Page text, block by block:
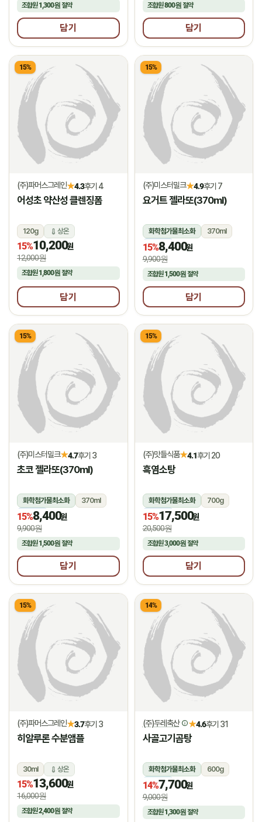
조합원1,300원 절약
담기
조합원800원절약
담기
15%
(주)파머스그레인★4.3후기 4
어성초 약산성 클렌징폼
120g 상온
15%10,200원
12,000원
조합원1,800원 절약
담기
15%
(주)미스터밀크★4.9후기 7
요거트 젤라또(370ml)
화학첨가물최소화
370ml
냉동
15%8,400원
9,900원
조합원1,500원절약
담기
15%
(주)미스터밀크★4.7후기 3
초코 젤라또(370ml)
화학첨가물최소화
370ml
냉동
15%8,400원
9,900원
조합원1,500원 절약
담기
15%
(주)맛들식품★4.1후기 20
흑염소탕
화학첨가물최소화
700g
냉동
15%17,500원
20,500원
조합원3,000원절약
담기
15%
(주)파머스그레인★3.7후기 3
히알루론 수분앰플
30ml 상온
15%13,600원
16,000원
조합원2,400원 절약
14%
(주)두레축산 ★4.6후기 31
사골고기곰탕
화학첨가물최소화
600g
냉장
14%7,700원
9,000원
조합원1,300원절약